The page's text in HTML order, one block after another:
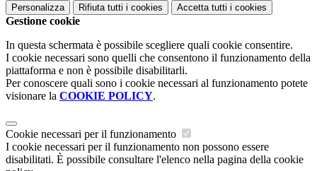
Personalizza Rifiuta tutti i cookies Accetta tutti i cookies
Gestione cookie
In questa schermata è possibile scegliere quali cookie consentire.
I cookie necessari sono quelli che consentono il funzionamento della
piattaforma e non è possibile disabilitarli.
Per conoscere quali sono i cookie necessari al funzionamento potete
visionare la COOKIE POLICY.
Cookie necessari per il funzionamento
I cookie necessari per il funzionamento non possono essere
disabilitati. È possibile consultare l'elenco nella pagina della cookie